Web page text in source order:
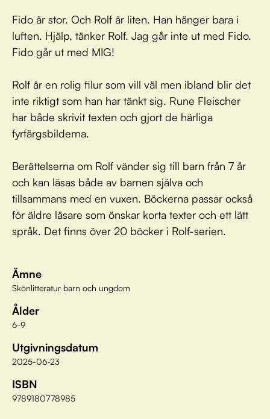
Fido är stor. Och Rolf är liten. Han hänger bara i
luften. Hjälp, tänker Rolf. Jag går inte ut med Fido.
Fido går ut med MIG!
Rolf är en rolig filur som vill väl men ibland blir det
inte riktigt som han har tänkt sig. Rune Fleischer
har både skrivit texten och gjort de härliga
fyrfärgsbilderna.
Berättelserna om Rolf vänder sig till barn från 7 år
och kan läsas både av barnen själva och
tillsammans med en vuxen. Böckerna passar också
för äldre läsare som önskar korta texter och ett lätt
språk. Det finns över 20 böcker i Rolf-serien.
Ämne
Skönlitteratur barn och ungdom
Ålder
6-9
Utgivningsdatum
2025-06-23
ISBN
9789180778985